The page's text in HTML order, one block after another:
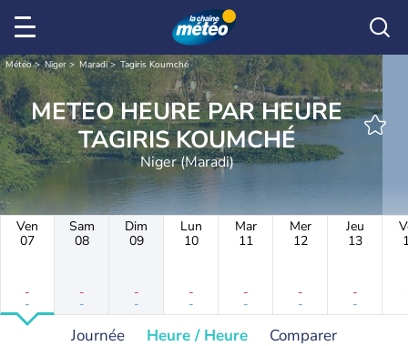
Météo Niger Maradi Tagiris Koumché
METEO HEURE PAR HEURE
TAGIRIS KOUMCHÉ
Niger (Maradi)
Ven
07
-
-
Sam
08
-
-
Dim
09
-
-
Lun
10
-
-
Mar
11
-
-
Mer
12
-
-
Jeu
13
-
-
Journée Heure / Heure Comparer